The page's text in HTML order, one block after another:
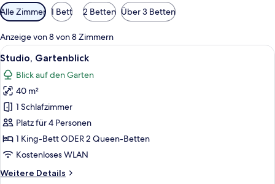
Verfügbare
Filter
für
Zimmer
Alle Zimmer 1 Bett 2 Betten Über 3 Betten
Anzeige von 8 von 8 Zimmern
Alle
Fotos
für
Studio,
Gartenblick
anzeigen
Ein Hotelzimmer mit Bett,
12
Studio, Gartenblick
Blick auf den Garten
40 m²
1 Schlafzimmer
Platz für 4 Personen
1 King-Bett ODER 2 Queen-Betten
Kostenloses WLAN
Weitere Details
Weitere